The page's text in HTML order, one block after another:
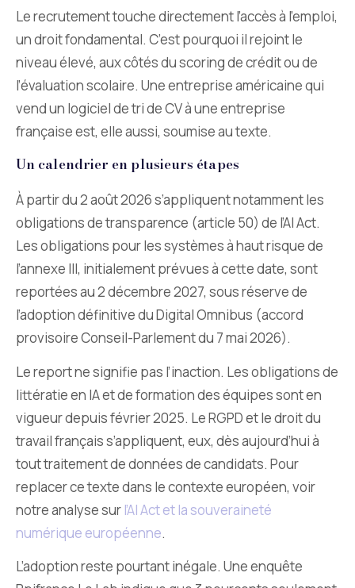
Le recrutement touche directement l’accès à l’emploi,
un droit fondamental. C’est pourquoi il rejoint le
niveau élevé, aux côtés du scoring de crédit ou de
l’évaluation scolaire. Une entreprise américaine qui
vend un logiciel de tri de CV à une entreprise
française est, elle aussi, soumise au texte.
Un calendrier en plusieurs étapes
À partir du 2 août 2026 s’appliquent notamment les
obligations de transparence (article 50) de l’AI Act.
Les obligations pour les systèmes à haut risque de
l’annexe III, initialement prévues à cette date, sont
reportées au 2 décembre 2027, sous réserve de
l’adoption définitive du Digital Omnibus (accord
provisoire Conseil-Parlement du 7 mai 2026).
Le report ne signifie pas l’inaction. Les obligations de
littératie en IA et de formation des équipes sont en
vigueur depuis février 2025. Le RGPD et le droit du
travail français s’appliquent, eux, dès aujourd’hui à
tout traitement de données de candidats. Pour
replacer ce texte dans le contexte européen, voir
notre analyse sur l’AI Act et la souveraineté
numérique européenne.
L’adoption reste pourtant inégale. Une enquête